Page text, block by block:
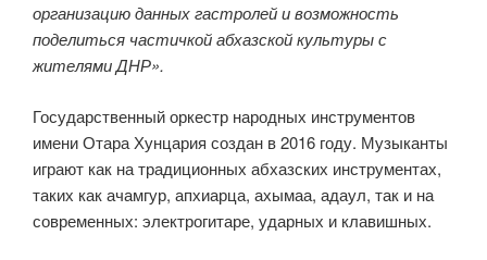
организацию данных гастролей и возможность
поделиться частичкой абхазской культуры с
жителями ДНР».
Государственный оркестр народных инструментов
имени Отара Хунцария создан в 2016 году. Музыканты
играют как на традиционных абхазских инструментах,
таких как ачамгур, апхиарца, ахымаа, адаул, так и на
современных: электрогитаре, ударных и клавишных.